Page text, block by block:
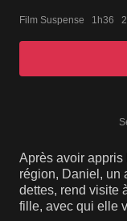
Film Suspense   1h36
Après avoir appris
région, Daniel, un
dettes, rend visite
fille, avec qui elle